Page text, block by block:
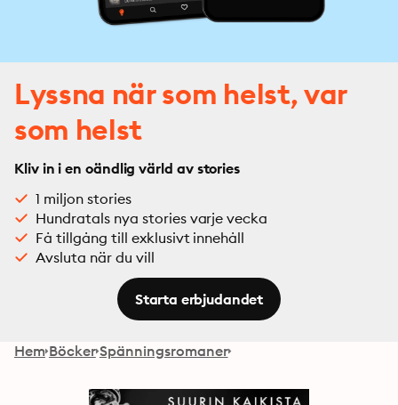
Lyssna när som helst, var
som helst
Kliv in i en oändlig värld av stories
1 miljon stories
Hundratals nya stories varje vecka
Få tillgång till exklusivt innehåll
Avsluta när du vill
Starta erbjudandet
Hem Böcker Spänningsromaner